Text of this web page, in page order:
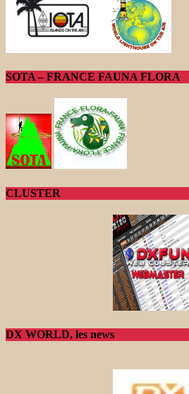
SOTA – FRANCE FAUNA FLORA
CLUSTER
DX WORLD, les news